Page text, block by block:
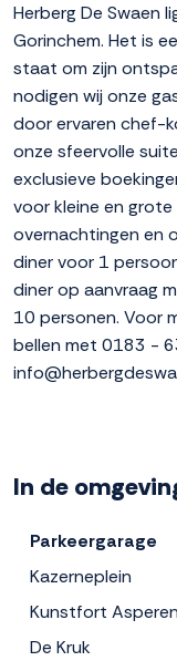
Herberg De Swaen
Gorinchem. Het is
staat om zijn
nodigen wij onze
door ervaren chef-
onze sfeervolle
exclusieve
voor kleine en
overnachtingen en
diner voor 1
diner op aanvraag
10 personen. Voor
bellen met 0183 -
In de
Parkeergarage
Kazerneplein
Kunstfort Asperen
De Kruk